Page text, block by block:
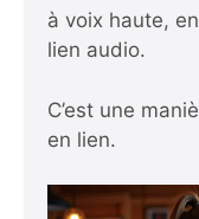
à voix haute,
lien audio.
C’est une
en lien.